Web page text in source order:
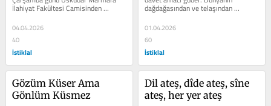
İlahiyat Fakültesi Camisinden
kalbimizde hüzün ve gözlerimizdeki
nem...
04.04.2026
40
İstiklal
dağdağasından ve telaşından
muhatabını asude bir yamaca taşır....
01.04.2026
60
İstiklal
Gözüm Küser Ama
Gönlüm Küsmez
Dil ateş, dîde ateş, sîne
ateş, her yer ateş